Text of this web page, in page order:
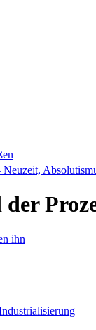
Neuzeit,